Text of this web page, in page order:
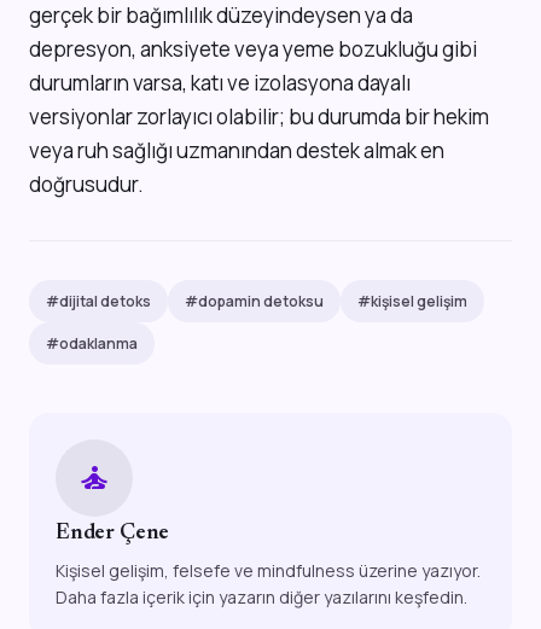
gerçek bir bağımlılık düzeyindeysen ya da
depresyon, anksiyete veya yeme bozukluğu gibi
durumların varsa, katı ve izolasyona dayalı
versiyonlar zorlayıcı olabilir; bu durumda bir hekim
veya ruh sağlığı uzmanından destek almak en
doğrusudur.
#dijital detoks #dopamin detoksu #kişisel gelişim
#odaklanma
self_improvement
Ender Çene
Kişisel gelişim, felsefe ve mindfulness üzerine yazıyor.
Daha fazla içerik için yazarın diğer yazılarını keşfedin.